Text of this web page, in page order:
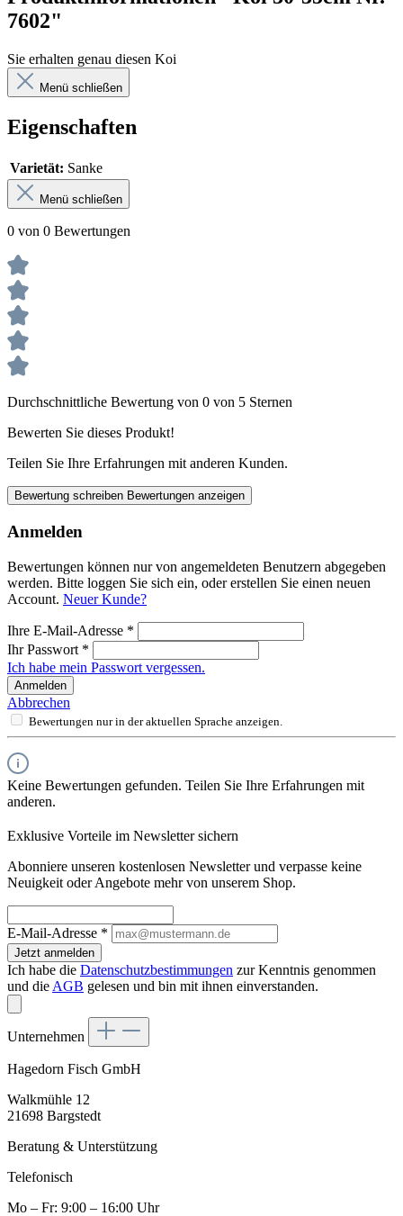
7602"
Sie erhalten genau diesen Koi
Menü schließen
Eigenschaften
Varietät: Sanke
Menü schließen
0 von 0 Bewertungen
Durchschnittliche Bewertung von 0 von 5 Sternen
Bewerten Sie dieses Produkt!
Teilen Sie Ihre Erfahrungen mit anderen Kunden.
Bewertung schreiben Bewertungen anzeigen
Anmelden
Bewertungen können nur von angemeldeten Benutzern abgegeben
werden. Bitte loggen Sie sich ein, oder erstellen Sie einen neuen
Account. Neuer Kunde?
Ihre E-Mail-Adresse *
Ihr Passwort *
Ich habe mein Passwort vergessen.
Anmelden
Abbrechen
Bewertungen nur in der aktuellen Sprache anzeigen.
Keine Bewertungen gefunden. Teilen Sie Ihre Erfahrungen mit
anderen.
Exklusive Vorteile im Newsletter sichern
Abonniere unseren kostenlosen Newsletter und verpasse keine
Neuigkeit oder Angebote mehr von unserem Shop.
E-Mail-Adresse *
Jetzt anmelden
Ich habe die Datenschutzbestimmungen zur Kenntnis genommen
und die AGB gelesen und bin mit ihnen einverstanden.
Unternehmen
Hagedorn Fisch GmbH
Walkmühle 12
21698 Bargstedt
Beratung & Unterstützung
Telefonisch
Mo – Fr: 9:00 – 16:00 Uhr